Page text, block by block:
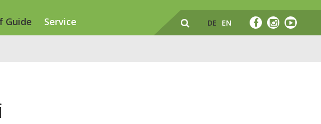
Guide Service DE EN